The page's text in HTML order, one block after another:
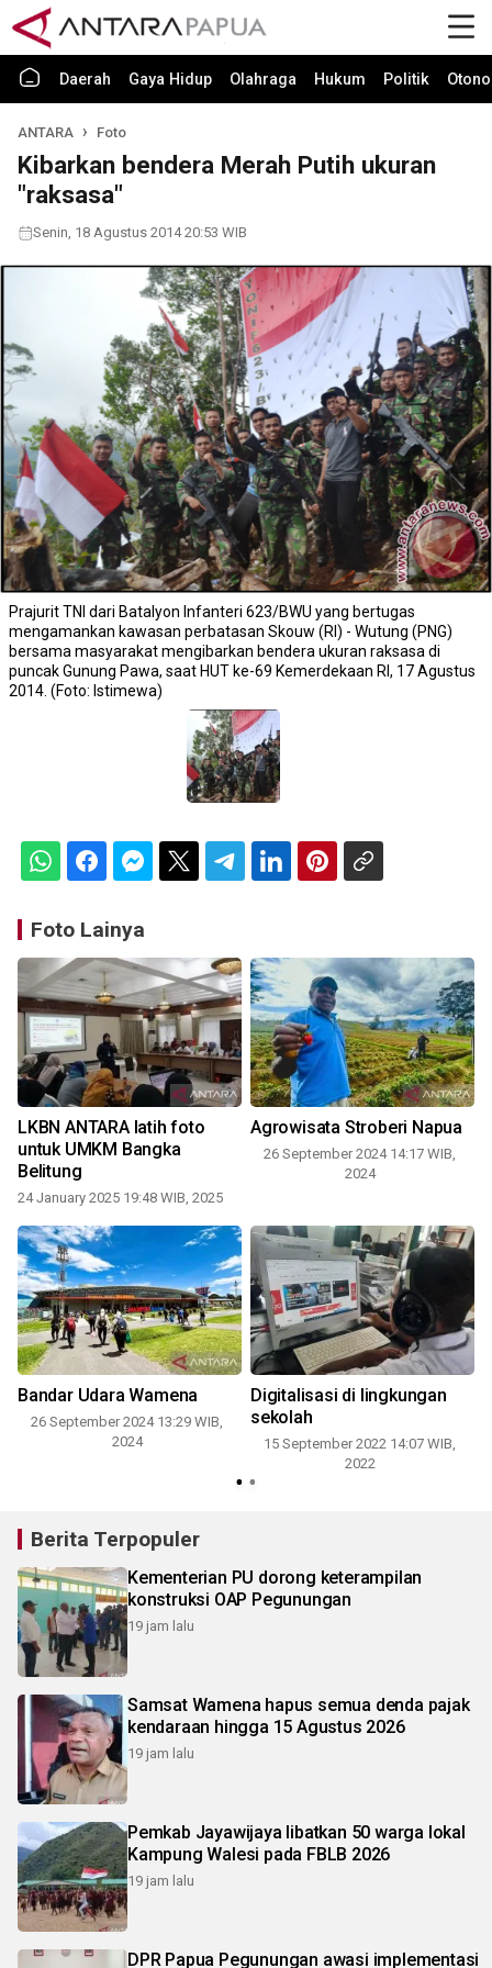
Daerah Gaya Hidup Olahraga Hukum Politik
ANTARA Foto
Kibarkan bendera Merah Putih ukuran
"raksasa"
Senin, 18 Agustus 2014 20:53 WIB
Prajurit TNI dari Batalyon Infanteri 623/BWU yang bertugas
mengamankan kawasan perbatasan Skouw (RI) - Wutung (PNG)
bersama masyarakat mengibarkan bendera ukuran raksasa di
puncak Gunung Pawa, saat HUT ke-69 Kemerdekaan RI, 17 Agustus
2014. (Foto: Istimewa)
Foto Lainya
LKBN ANTARA latih foto
untuk UMKM Bangka
Belitung
24 January 2025 19:48 WIB, 2025
Agrowisata Stroberi Napua
26 September 2024 14:17 WIB,
2024
Bandar Udara Wamena
26 September 2024 13:29 WIB,
2024
Digitalisasi di lingkungan
sekolah
15 September 2022 14:07 WIB,
2022
Berita Terpopuler
Kementerian PU dorong keterampilan
konstruksi OAP Pegunungan
19 jam lalu
Samsat Wamena hapus semua denda pajak
kendaraan hingga 15 Agustus 2026
19 jam lalu
Pemkab Jayawijaya libatkan 50 warga lokal
Kampung Walesi pada FBLB 2026
19 jam lalu
DPR Papua Pegunungan awasi implementasi